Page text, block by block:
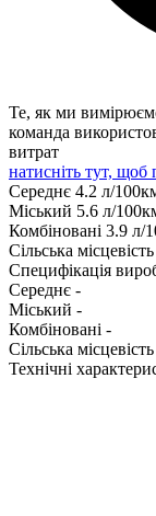
Те, як ми
команда
витрат
натисніть тут,
Середнє 4.2 л/
Міський 5.6 л/
Комбіновані 3.9 л/
Сільська місцевість
Специфікація
Середнє -
Міський -
Комбіновані -
Сільська місцевість
Технічні